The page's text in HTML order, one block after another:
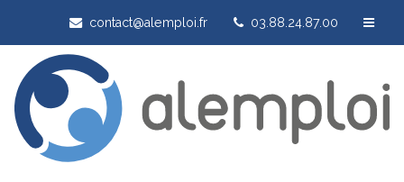
contact@alemploi.fr 03.88.24.87.00